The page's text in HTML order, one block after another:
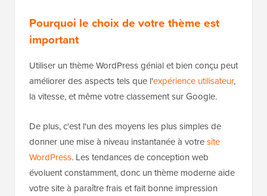
Pourquoi le choix de votre thème est
important
Utiliser un thème WordPress génial et bien conçu peut
améliorer des aspects tels que l'expérience utilisateur,
la vitesse, et même votre classement sur Google.
De plus, c'est l'un des moyens les plus simples de
donner une mise à niveau instantanée à votresite
WordPress. Les tendances de conception web
évoluent constamment, donc un thème moderne aide
votre site à paraître frais et fait bonne impression